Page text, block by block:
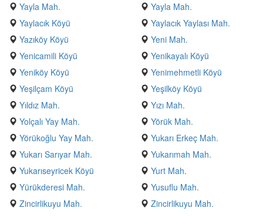
Yayla Mah.
Yayla Mah.
Yaylacık Köyü
Yaylacık Yaylası Mah.
Yazıköy Köyü
Yeni Mah.
Yenicamili Köyü
Yenikayalı Köyü
Yeniköy Köyü
Yenimehmetli Köyü
Yeşilçam Köyü
Yeşilköy Köyü
Yıldız Mah.
Yızı Mah.
Yolçalı Yay Mah.
Yörük Mah.
Yörükoğlu Yay Mah.
Yukarı Erkeç Mah.
Yukarı Sarıyar Mah.
Yukarımah Mah.
Yukarıseyricek Köyü
Yurt Mah.
Yürükderesi Mah.
Yusuflu Mah.
Zincirlikuyu Mah.
Zincirlikuyu Mah.